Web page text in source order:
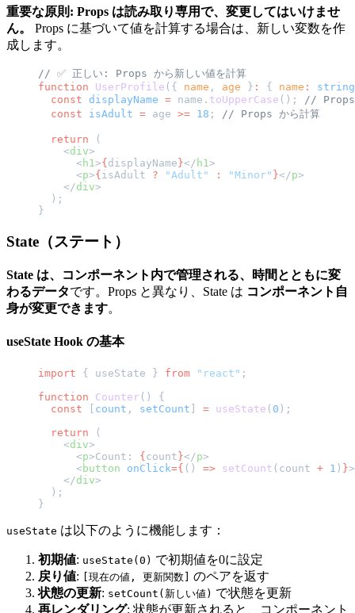
重要な原則: Props は読み取り専用で、変更してはいけませ
ん。
Props に基づいて値を計算する場合は、新しい変数を作
成します。
// ✅ 正しい: Props から新しい値を計算
function UserProfile ({ name , age } : { name :
string
  const
displayName = name. toUpperCase (); // Props
  const
isAdult = age >= 18 ; // Props から計算
  return
(
    <
div>
      <
h1>{ displayName }</ h1>
      <
p>{ isAdult ? "Adult" : "Minor" }</p>
    </
div>
  );
}
State（ステート）
State は、コンポーネント内で管理される、時間とともに変
わるデータです。Props と異なり、State は コンポーネント自
身が変更できます。
useState Hook の基本
import { useState } from "react" ;
function Counter () {
  const
count , setCount = useState ( 0 );
  return
(
    <
div>
      <
p>Count: { count }</p>
      <
button onClick={ () => setCount (count + 1 ) }
    </
div>
  );
}
useState は以下のように機能します：
初期値: useState(0) で初期値を0に設定
戻り値: [現在の値, 更新関数]
のペアを返す
状態の更新: setCount(新しい値) で状態を更新
再レンダリング: 状態が更新されると、コンポーネント